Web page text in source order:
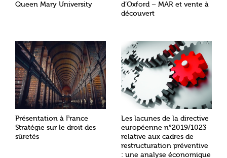
Queen Mary University
d’Oxford – MAR et vente à
découvert
Présentation à France
Stratégie sur le droit des
sûretés
Les lacunes de la directive
européenne n°2019/1023
relative aux cadres de
restructuration préventive
: une analyse économique